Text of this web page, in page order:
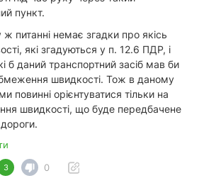
пункт.
питанні немає згадки про якісь
які згадуються у п. 12.6 ПДР, і
б даний транспортний засіб мав би
швидкості. Тож в даному
повинні орієнтуватися тільки на
швидкості, що буде передбачене
дороги.
3 0